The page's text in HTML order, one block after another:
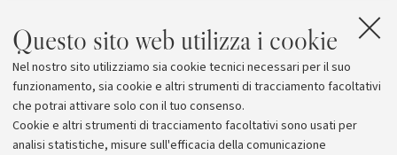
Questo sito web utilizza i cookie
Nel nostro sito utilizziamo sia cookie tecnici necessari per il suo
funzionamento, sia cookie e altri strumenti di tracciamento facoltativi
che potrai attivare solo con il tuo consenso.
Cookie e altri strumenti di tracciamento facoltativi sono usati per
analisi statistiche, misure sull'efficacia della comunicazione
L’infrastruttura distribuita di Cubbit, inoltre, permette
di evitare fino a 40.000kg di emissioni CO2 all’anno per
ogni Petabyte salvato rispetto a un data center
tradizionale.